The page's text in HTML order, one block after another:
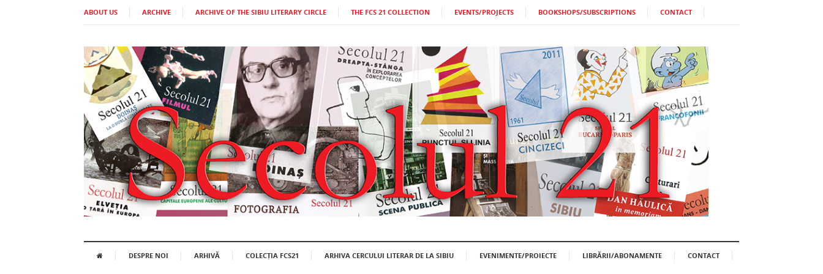
ABOUT US ARCHIVE ARCHIVE OF THE SIBIU LITERARY CIRCLE THE FCS 21 COLLECTION EVENTS/PROJECTS BOOKSHOPS/SUBSCRIPTIONS CONTACT
DESPRE NOI ARHIVĂ COLECȚIA FCS21 ARHIVA CERCULUI LITERAR DE LA SIBIU EVENIMENTE/PROIECTE LIBRĂRII/ABONAMENTE CONTACT